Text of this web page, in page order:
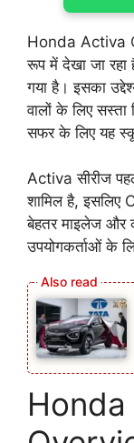
Honda Activa
रूप में देखा जा रहा
गया है। इसका
वालों के लिए
सफर के लिए यह
Activa सीरीज
शामिल है, इसलिए
बेहतर माइलेज और
उपयोगकर्ताओं के